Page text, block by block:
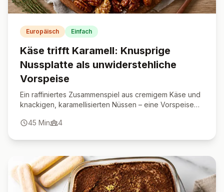
Europäisch Einfach
Käse trifft Karamell: Knusprige
Nussplatte als unwiderstehliche
Vorspeise
Ein raffiniertes Zusammenspiel aus cremigem Käse und
knackigen, karamellisierten Nüssen – eine Vorspeise
45 Min 4